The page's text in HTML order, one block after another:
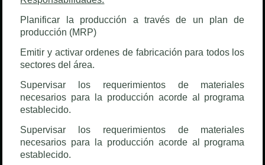
Planificar la producción a través de un plan de
producción (MRP)
Emitir y activar ordenes de fabricación para todos los
sectores del área.
Supervisar los requerimientos de materiales
necesarios para la producción acorde al programa
establecido.
Supervisar los requerimientos de materiales
necesarios para la producción acorde al programa
establecido.